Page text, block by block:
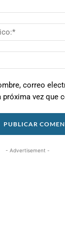
correo
próxima vez que
- Advertisement -